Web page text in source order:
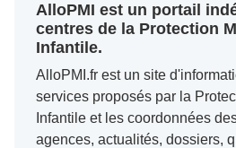
AlloPMI est un portail
centres de la Protection
Infantile.
AlloPMI.fr est un site
services proposés par la
Infantile et les coordonnées
agences, actualités, dossiers,